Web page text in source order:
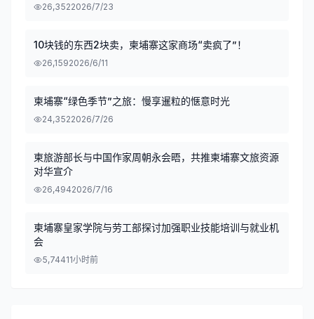
26,3522026/7/23
10块钱的东西2块卖，柬埔寨这家商场“卖疯了”！
26,1592026/6/11
柬埔寨“绿色季节”之旅：慢享暹粒的惬意时光
24,3522026/7/26
柬旅游部长与中国作家周朝永会晤，共推柬埔寨文旅资源
对华宣介
26,4942026/7/16
柬埔寨皇家学院与劳工部探讨加强职业技能培训与就业机
会
5,74411小时前